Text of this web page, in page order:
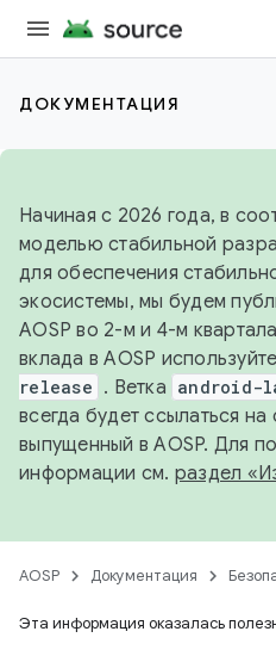
ДОКУМЕНТАЦИЯ
Начиная с 2026 года, в
моделью стабильной
для обеспечения
экосистемы, мы будем
AOSP во 2-м и 4-м
вклада в AOSP
release . Ветка android-
всегда будет ссылаться
выпущенный в AOSP. Для
информации см. раздел
AOSP Документация
Эта информация оказалась